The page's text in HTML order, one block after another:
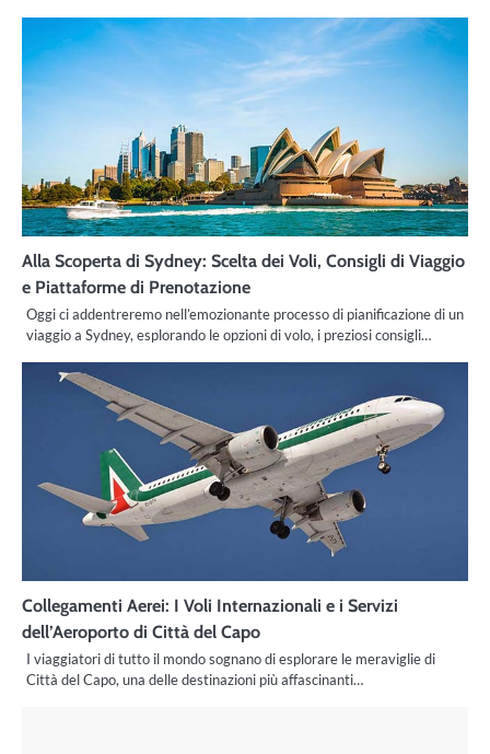
Alla Scoperta di Sydney: Scelta dei Voli, Consigli di Viaggio
e Piattaforme di Prenotazione
Oggi ci addentreremo nell’emozionante processo di pianificazione di un
viaggio a Sydney, esplorando le opzioni di volo, i preziosi consigli…
Collegamenti Aerei: I Voli Internazionali e i Servizi
dell’Aeroporto di Città del Capo
I viaggiatori di tutto il mondo sognano di esplorare le meraviglie di
Città del Capo, una delle destinazioni più affascinanti…